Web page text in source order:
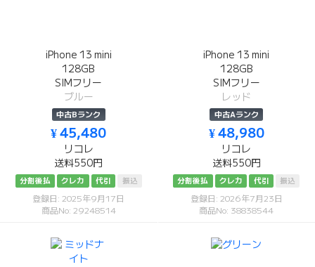
iPhone 13 mini
128GB
SIMフリー
ブルー
中古Bランク
¥ 45,480
リコレ
送料550円
分割後払 クレカ 代引 振込
登録日: 2025年9月17日
商品No: 29248514
iPhone 13 mini
128GB
SIMフリー
レッド
中古Aランク
¥ 48,980
リコレ
送料550円
分割後払 クレカ 代引 振込
登録日: 2026年7月23日
商品No: 38838544